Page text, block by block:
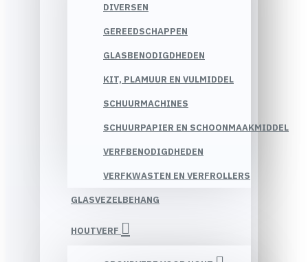
DIVERSEN
GEREEDSCHAPPEN
GLASBENODIGDHEDEN
KIT, PLAMUUR EN VULMIDDEL
SCHUURMACHINES
SCHUURPAPIER EN SCHOONMAAKMIDDEL
VERFBENODIGDHEDEN
VERFKWASTEN EN VERFROLLERS
GLASVEZELBEHANG
HOUTVERF